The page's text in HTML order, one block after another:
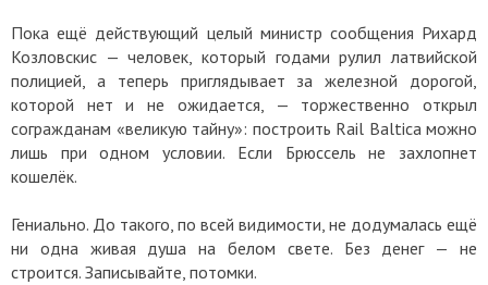
Пока ещё действующий целый министр сообщения Рихард
Козловскис — человек, который годами рулил латвийской
полицией, а теперь приглядывает за железной дорогой,
которой нет и не ожидается, — торжественно открыл
согражданам «великую тайну»: построить Rail Baltica можно
лишь при одном условии. Если Брюссель не захлопнет
кошелёк.
Гениально. До такого, по всей видимости, не додумалась ещё
ни одна живая душа на белом свете. Без денег — не
строится. Записывайте, потомки.